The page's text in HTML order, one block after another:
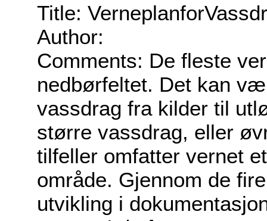
Title:
Author:
Comments: De fleste
nedbørfeltet. Det kan
vassdrag fra kilder til
større vassdrag, eller
tilfeller omfatter vernet
område. Gjennom de
utvikling i